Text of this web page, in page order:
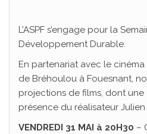
L’ASPF s’engage pour la
Développement Durable.
En partenariat avec le
de Bréhoulou à Fouesnant,
projections de films, dont
présence du réalisateur
VENDREDI 31 MAI à 20H30 –